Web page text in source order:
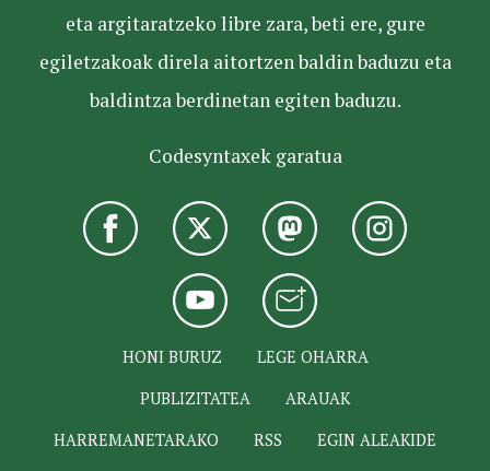
eta argitaratzeko libre zara, beti ere, gure
egiletzakoak direla aitortzen baldin baduzu eta
baldintza berdinetan egiten baduzu.
Codesyntaxek garatua
HONI BURUZ
LEGE OHARRA
PUBLIZITATEA
ARAUAK
HARREMANETARAKO
RSS EGIN ALEAKIDE